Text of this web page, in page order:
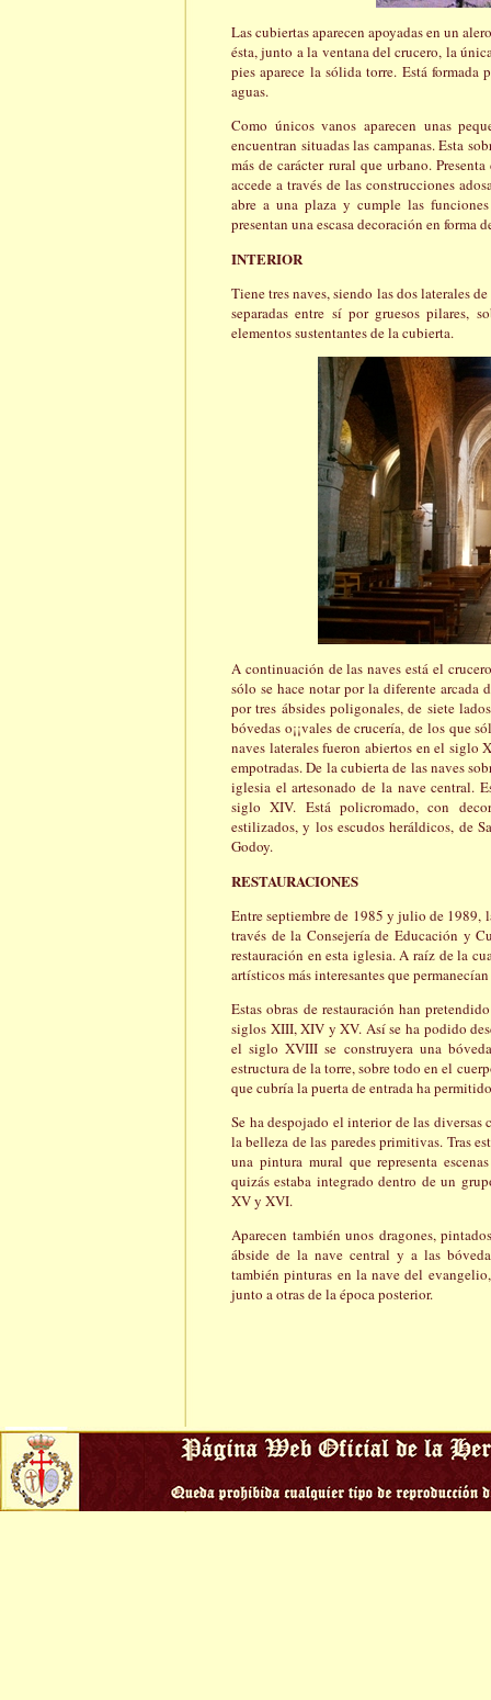
Las cubiertas aparecen apoyadas en un
ésta, junto a la ventana del crucero, la
pies aparece la sólida torre. Está formada
aguas.
Como únicos vanos aparecen unas
encuentran situadas las campanas. Esta
más de carácter rural que urbano.
accede a través de las construcciones
abre a una plaza y cumple las
presentan una escasa decoración en forma
INTERIOR
Tiene tres naves, siendo las dos laterales
separadas entre sí por gruesos pilares,
elementos sustentantes de la cubierta.
A continuación de las naves está el
sólo se hace notar por la diferente arcada
por tres ábsides poligonales, de siete
bóvedas o¡¡vales de crucería, de los que
naves laterales fueron abiertos en el
empotradas. De la cubierta de las naves
iglesia el artesonado de la nave central.
siglo XIV. Está policromado, con
estilizados, y los escudos heráldicos, de
Godoy.
RESTAURACIONES
Entre septiembre de 1985 y julio de 1989,
través de la Consejería de Educación y
restauración en esta iglesia. A raíz de la
artísticos más interesantes que
Estas obras de restauración han
siglos XIII, XIV y XV. Así se ha podido
el siglo XVIII se construyera una
estructura de la torre, sobre todo en el
que cubría la puerta de entrada ha
Se ha despojado el interior de las
la belleza de las paredes primitivas. Tras
una pintura mural que representa
quizás estaba integrado dentro de un
XV y XVI.
Aparecen también unos dragones,
ábside de la nave central y a las
también pinturas en la nave del
junto a otras de la época posterior.